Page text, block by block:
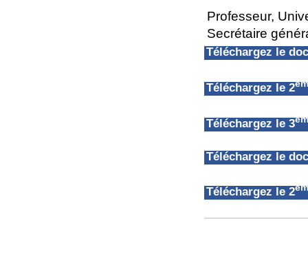
Professeur,
Secrétaire
Téléchargez le
Téléchargez le 2
Téléchargez le 3
Téléchargez le
Téléchargez le 2